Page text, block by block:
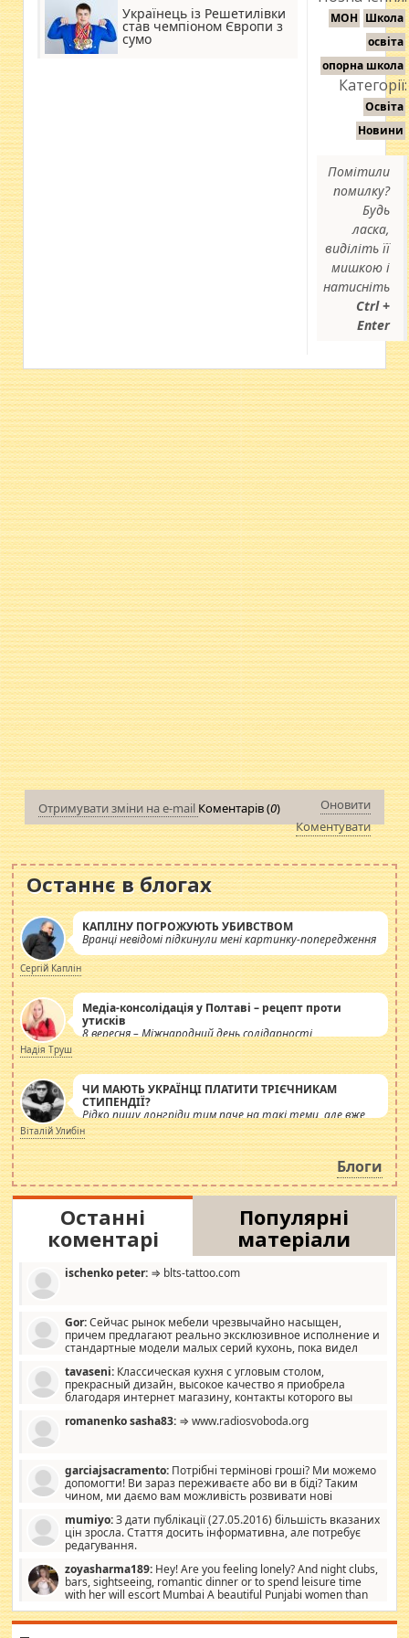
Українець із Решетилівки
став чемпіоном Європи з
сумо
МОН Школа
освіта
опорна школа
Категорії:
Освіта
Новини
Помітили
помилку?
Будь
ласка,
виділіть її
мишкою і
натисніть
Ctrl +
Enter
Отримувати зміни на e-mail Коментарів (0)
Оновити
Коментувати
Останнє в блогах
КАПЛІНУ ПОГРОЖУЮТЬ УБИВСТВОМ
Вранці невідомі підкинули мені картинку-попередження
Сергій Каплін
Медіа-консолідація у Полтаві – рецепт проти
утисків
8 вересня – Міжнародний день солідарності
журналістів.
Надія Труш
ЧИ МАЮТЬ УКРАЇНЦІ ПЛАТИТИ ТРІЄЧНИКАМ
СТИПЕНДІЇ?
Рідко пишу лонгріди тим паче на такі теми, але вже
просто дістало! Обурюють сьогоднішні інсенуації
навколо стипендіального питання. Штучно
роздувається ще одна соціальна катастрофа.
Віталій Улибін
Блоги
Останні
коментарі
Популярні
матеріали
ischenko peter: ⇒ blts-tattoo.com
Gor:Сейчас рынок мебели чрезвычайно насыщен,
причем предлагают реально эксклюзивное исполнение и
стандартные модели малых серий кухонь, пока видел
стандартные формы, в MebelOk, креативненько и что главное -
со вкусом все в порядке, без ненужных наворотов удорожающих
мебель, а это не последний фактор.
tavaseni: Классическая кухня с угловым столом,
прекрасный дизайн, высокое качество я приобрела
благодаря интернет магазину, контакты которого вы
romanenko sasha83: ⇒ www.radiosvoboda.org
garciajsacramento: Потрібні термінові гроші? Ми можемо
допомогти! Ви зараз переживаєте або ви в біді? Таким
чином, ми даємо вам можливість розвивати нові
допомагати людям, які намагаються дати їм шанс. Кожен
заслуговує на другий шанс, і, оскільки влада не зможе, вони
повинні приймати від інших. Для нас нема багато суми, і зрілість
витрат, а тільки узгоджених сум і нічого іншого. Не чекайте і не
коментуйте цей пост. Введіть суму, яку ви хочете подати, і ми
зв'яжемося з вами з усіма варіантами. зв'яжіться з нами
сьогодні на garciajsacramento@gmail.com Вам потрібні термінові
гроші? Ми можемо допомогти!
mumiyo:З дати публікації (27.05.2016) більшість вказаних
цін зросла. Стаття досить інформативна, але потребує
редагування.
zoyasharma189: Hey! Are you feeling lonely? And night clubs,
bars, sightseeing, romantic dinner or to spend leisure time
with her will escort Mumbai A beautiful Punjabi women than
sexy escort companion in arms that you guys feel like 5 star luxury
hotel had to spend the night in their search for loved solitaire free